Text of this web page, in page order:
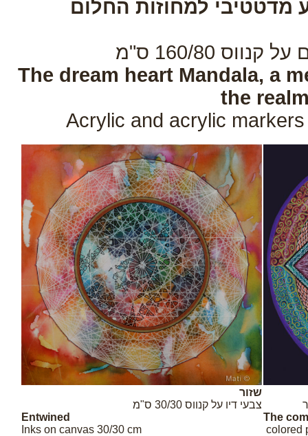
למחוזות החלום
160/80 ס"מ
The dream heart Mandala, a
the
Acrylic and acrylic
The
colored
שזור
צבעי דיו על קנווס 30/30 ס"מ
Entwined
Inks on canvas 30/30 cm